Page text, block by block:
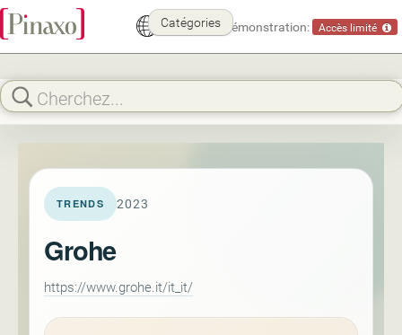
Mode démonstration: Accès limité
Catégories
TRENDS 2023
Grohe
https://www.grohe.it/it_it/